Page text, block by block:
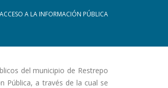
A LA INFORMACIÓN PÚBLICA
del municipio de Restrepo
Pública, a través de la cual se